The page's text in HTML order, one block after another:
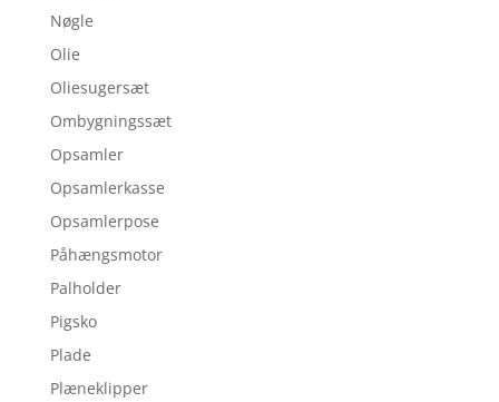
Nøgle
Olie
Oliesugersæt
Ombygningssæt
Opsamler
Opsamlerkasse
Opsamlerpose
Påhængsmotor
Palholder
Pigsko
Plade
Plæneklipper